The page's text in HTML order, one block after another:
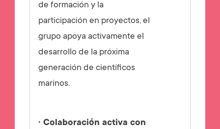
de formación y la
participación en proyectos, el
grupo apoya activamente el
desarrollo de la próxima
generación de científicos
marinos.
· Colaboración activa con